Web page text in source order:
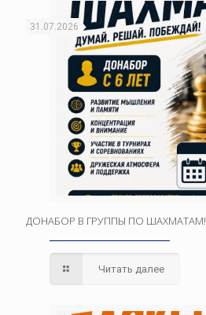
31.07.2026
ДОНАБОР В ГРУППЫ ПО ШАХМАТАМ!
Читать далее